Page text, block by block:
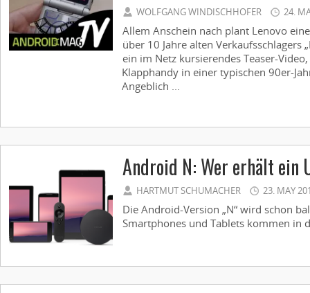
WOLFGANG WINDISCHHOFER 24.
Allem Anschein nach plant Lenovo
über 10 Jahre alten Verkaufsschlagers
ein im Netz kursierendes Teaser-
Klapphandy in einer typischen 90er-
Angeblich ...
Android N: Wer erhält ein
HARTMUT SCHUMACHER 23. MAY
Die Android-Version „N“ wird schon
Smartphones und Tablets kommen in